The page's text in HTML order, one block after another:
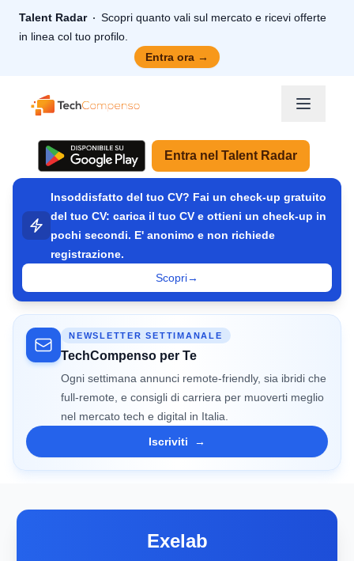
Talent Radar
Scopri quanto vali sul mercato e ricevi offerte
in linea col tuo profilo.
Entra ora →
TechCompenso
Entra nel Talent Radar
Insoddisfatto del tuo CV? Fai un check-up gratuito
del tuo CV: carica il tuo CV e ottieni un check-up in
pochi secondi. E' anonimo e non richiede
registrazione.
Scopri→
NEWSLETTER SETTIMANALE
TechCompenso per Te
Ogni settimana annunci remote-friendly, sia ibridi che
full-remote, e consigli di carriera per muoverti meglio
nel mercato tech e digital in Italia.
Iscriviti
→
Exelab